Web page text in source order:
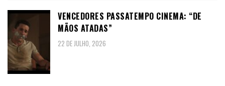
VENCEDORES PASSATEMPO CINEMA: “DE
MÃOS ATADAS”
22 DE JULHO, 2026